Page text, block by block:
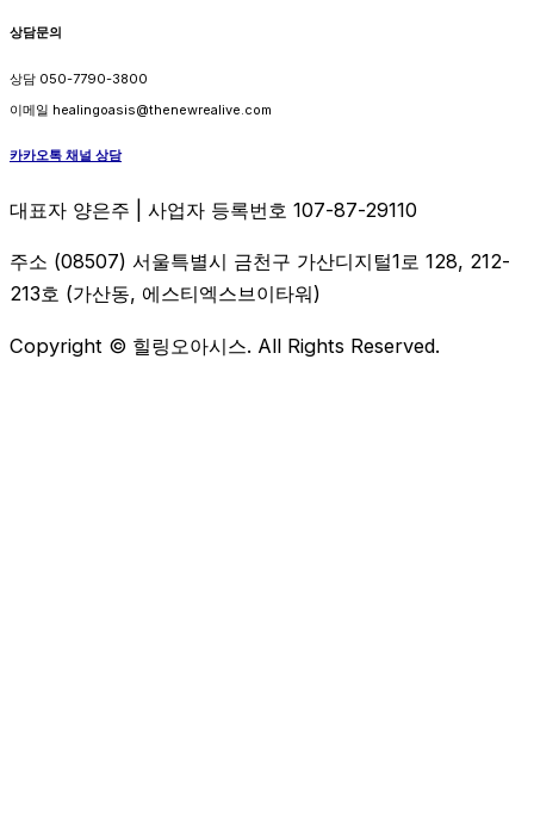
상담문의
상담 050-7790-3800
이메일 healingoasis@thenewrealive.com
카카오톡 채널 상담
대표자 양은주 | 사업자 등록번호 107-87-29110
주소 (08507) 서울특별시 금천구 가산디지털1로 128, 212-
213호 (가산동, 에스티엑스브이타워)
Copyright © 힐링오아시스. All Rights Reserved.